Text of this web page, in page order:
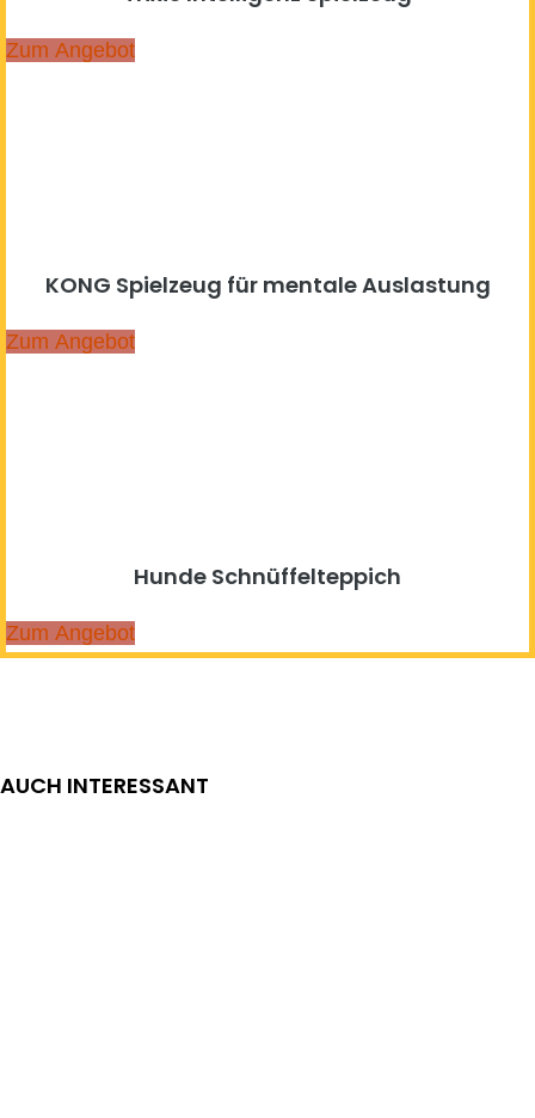
Zum Angebot
KONG Spielzeug für mentale Auslastung
Zum Angebot
Hunde Schnüffelteppich
Zum Angebot
AUCH INTERESSANT